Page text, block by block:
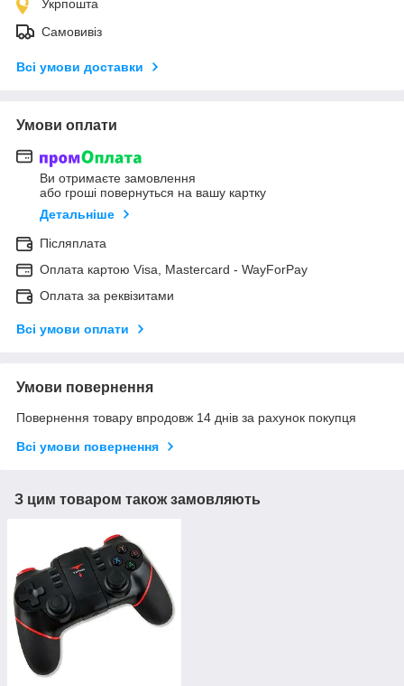
Укрпошта
Самовивіз
Всі умови доставки
Умови оплати
Ви отримаєте замовлення
або гроші повернуться на вашу картку
Детальніше
Післяплата
Оплата картою Visa, Mastercard - WayForPay
Оплата за реквізитами
Всі умови оплати
Умови повернення
Повернення товару впродовж 14 днів за рахунок покупця
Всі умови повернення
З цим товаром також замовляють